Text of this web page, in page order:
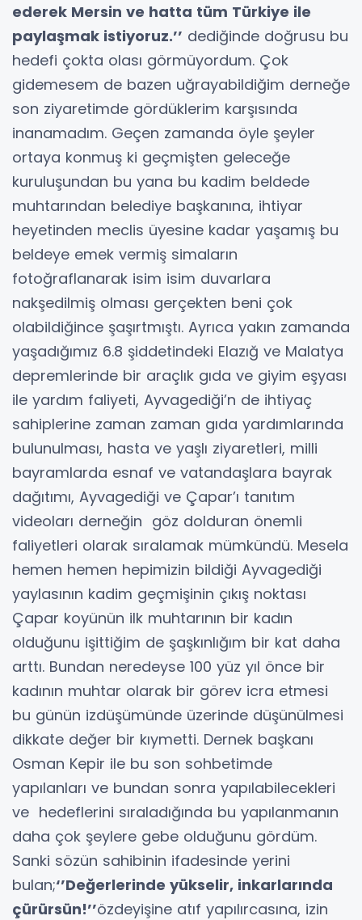
ederek Mersin ve hatta tüm Türkiye ile
paylaşmak istiyoruz.’’ dediğinde doğrusu bu
hedefi çokta olası görmüyordum. Çok
gidemesem de bazen uğrayabildiğim derneğe
son ziyaretimde gördüklerim karşısında
inanamadım. Geçen zamanda öyle şeyler
ortaya konmuş ki geçmişten geleceğe
kuruluşundan bu yana bu kadim beldede
muhtarından belediye başkanına, ihtiyar
heyetinden meclis üyesine kadar yaşamış bu
beldeye emek vermiş simaların
fotoğraflanarak isim isim duvarlara
nakşedilmiş olması gerçekten beni çok
olabildiğince şaşırtmıştı. Ayrıca yakın zamanda
yaşadığımız 6.8 şiddetindeki Elazığ ve Malatya
depremlerinde bir araçlık gıda ve giyim eşyası
ile yardım faliyeti, Ayvagediği’n de ihtiyaç
sahiplerine zaman zaman gıda yardımlarında
bulunulması, hasta ve yaşlı ziyaretleri, milli
bayramlarda esnaf ve vatandaşlara bayrak
dağıtımı, Ayvagediği ve Çapar’ı tanıtım
videoları derneğin göz dolduran önemli
faliyetleri olarak sıralamak mümkündü. Mesela
hemen hemen hepimizin bildiği Ayvagediği
yaylasının kadim geçmişinin çıkış noktası
Çapar koyünün ilk muhtarının bir kadın
olduğunu işittiğim de şaşkınlığım bir kat daha
arttı. Bundan neredeyse 100 yüz yıl önce bir
kadının muhtar olarak bir görev icra etmesi
bu günün izdüşümünde üzerinde düşünülmesi
dikkate değer bir kıymetti. Dernek başkanı
Osman Kepir ile bu son sohbetimde
yapılanları ve bundan sonra yapılabilecekleri
ve hedeflerini sıraladığında bu yapılanmanın
daha çok şeylere gebe olduğunu gördüm.
Sanki sözün sahibinin ifadesinde yerini
bulan;‘’Değerlerinde yükselir, inkarlarında
çürürsün!’’özdeyişine atıf yapılırcasına, izin